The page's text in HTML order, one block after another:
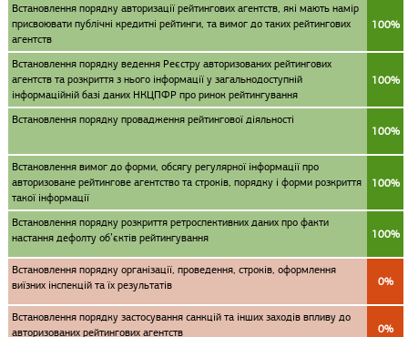
Встановлення порядку авторизації рейтингових агентств, які мають намір
присвоювати публічні кредитні рейтинги, та вимог до таких рейтингових
агентств
100%
Встановлення порядку ведення Реєстру авторизованих рейтингових
агентств та розкриття з нього інформації у загальнодоступній
інформаційній базі даних НКЦПФР про ринок рейтингування
100%
Встановлення порядку провадження рейтингової діяльності
100%
Встановлення вимог до форми, обсягу регулярної інформації про
авторизоване рейтингове агентство та строків, порядку і форми розкриття
такої інформації
100%
Встановлення порядку розкриття ретроспективних даних про факти
настання дефолту об’єктів рейтингування
100%
Встановлення порядку організації, проведення, строків, оформлення
виїзних інспекцій та їх результатів
0%
Встановлення порядку застосування санкцій та інших заходів впливу до
авторизованих рейтингових агентств
0%